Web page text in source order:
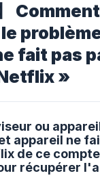
Comment
fait pas
»
ou
appareil ne
de ce
récupérer